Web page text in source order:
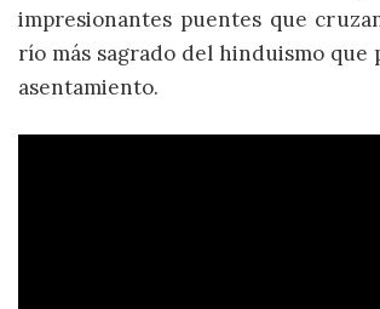
impresionantes puentes que
río más sagrado del hinduismo que
asentamiento.